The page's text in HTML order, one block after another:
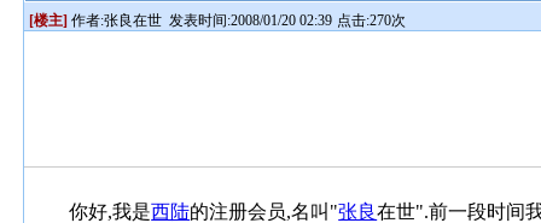
[楼主] 作者:张良在世 发表时间:2008/01/20 02:39 点击:270次
你好,我是西陆的注册会员,名叫"张良在世".前一段时间